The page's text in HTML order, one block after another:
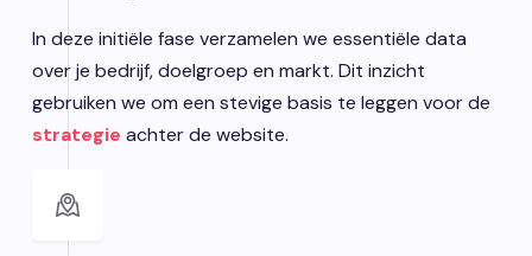
In deze initiële fase verzamelen we essentiële data
over je bedrijf, doelgroep en markt. Dit inzicht
gebruiken we om een stevige basis te leggen voor de
strategie achter de website.